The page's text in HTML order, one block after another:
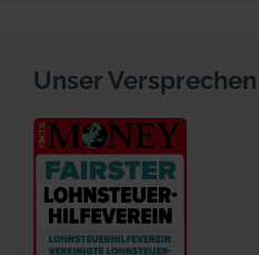
Unser Versprechen